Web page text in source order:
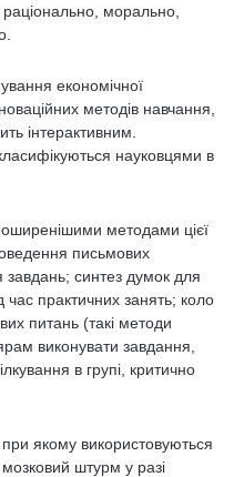
раціонально, морально,
економічної
методів навчання,
інтерактивним.
науковцями в
методами цієї
письмових
завдань; синтез думок для
час практичних занять; коло
питань (такі методи
виконувати завдання,
в групі, критично
, при якому використовуються
штурм у разі